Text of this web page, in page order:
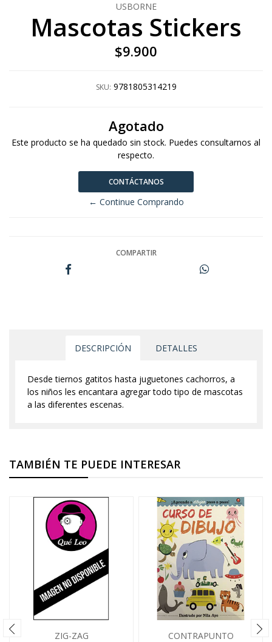
USBORNE
Mascotas Stickers
$9.900
SKU: 9781805314219
Agotado
Este producto se ha quedado sin stock. Puedes consultarnos al
respecto.
CONTÁCTANOS
← Continue Comprando
COMPARTIR
DESCRIPCIÓN DETALLES
Desde tiernos gatitos hasta juguetones cachorros, a
los niños les encantara agregar todo tipo de mascotas
a las diferentes escenas.
TAMBIÉN TE PUEDE INTERESAR
ZIG-ZAG CONTRAPUNTO